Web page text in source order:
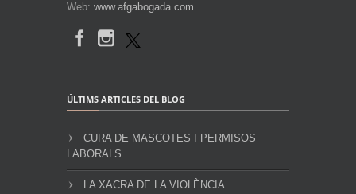
Web: www.afgabogada.com
ÚLTIMS ARTICLES DEL BLOG
CURA DE MASCOTES I PERMISOS
LABORALS
LA XACRA DE LA VIOLÈNCIA